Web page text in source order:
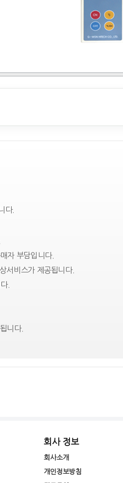
다.
자 부담입니다.
서비스가 제공됩니다.
.
니다.
회사 정보
회사소개
개인정보방침